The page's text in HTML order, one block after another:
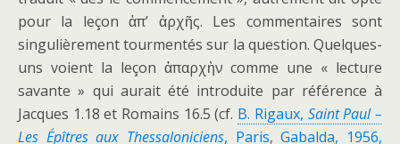
pour la leçon ἀπ’ ἀρχῆς. Les commentaires sont
singulièrement tourmentés sur la question. Quelques-
uns voient la leçon ἀπαρχὴν comme une « lecture
savante » qui aurait été introduite par référence à
Jacques 1.18 et Romains 16.5 (cf. B. Rigaux, Saint Paul –
Les Épîtres aux Thessaloniciens, Paris, Gabalda, 1956,